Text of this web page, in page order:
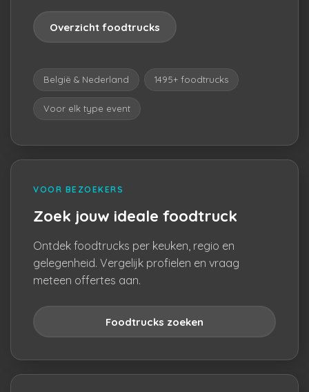
Overzicht foodtrucks
België & Nederland 1495+ foodtrucks
Voor elk type event
VOOR BEZOEKERS
Zoek jouw ideale foodtruck
Ontdek foodtrucks per keuken, regio en
gelegenheid. Vergelijk profielen en vraag
meteen offertes aan.
Foodtrucks zoeken